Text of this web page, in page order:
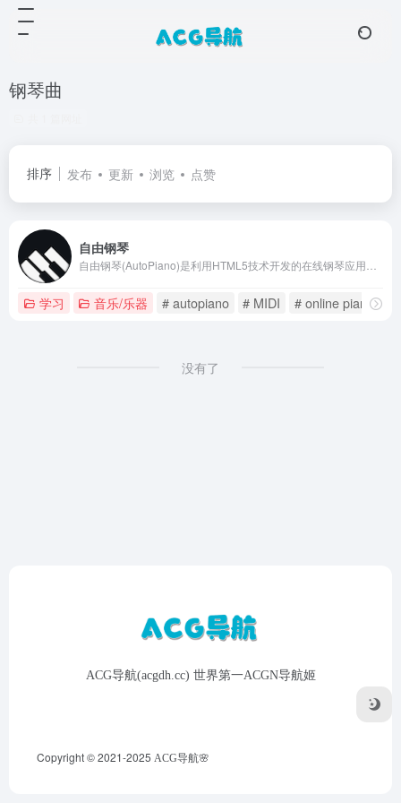
钢琴曲
排序 发布 更新 浏览 点赞
自由钢琴
学习 音乐/乐器 # autopiano # MIDI # online piano
没有了
ACG导航(acgdh.cc) 世界第一ACGN导航姬
Copyright © 2021-2025 ACG导航🌸